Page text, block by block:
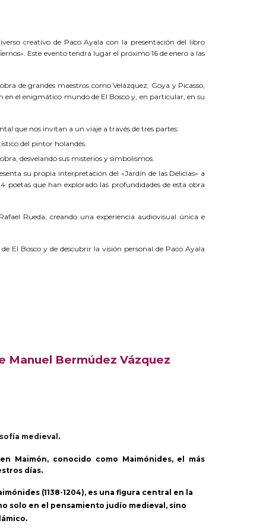
creativo de Paco Ayala con la presentación del libro
Este evento tendrá lugar el próximo 16 de enero a las
de grandes maestros como Velázquez, Goya y Picasso,
el enigmático mundo de El Bosco y, en particular, en su
que nos invitan a un viaje a través de tres partes:
del pintor holandés.
desvelando sus misterios y simbolismos.
su propia interpretación del «Jardín de las Delicias» a
poetas que han explorado las profundidades de esta obra
Rueda, creando una experiencia audiovisual única e
El Bosco y de descubrir la visión personal de Paco Ayala
Manuel Bermúdez Vázquez
medieval.
Maimón, conocido como Maimónides, el más
días.
(1138-1204), es una figura central en la
solo en el pensamiento judío medieval, sino